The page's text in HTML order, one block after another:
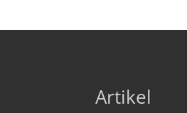
Artikel